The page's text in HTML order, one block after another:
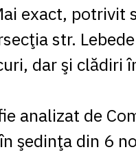
exact, potrivit
str.
dar şi clădiri
analizat de
şedinţa din 6